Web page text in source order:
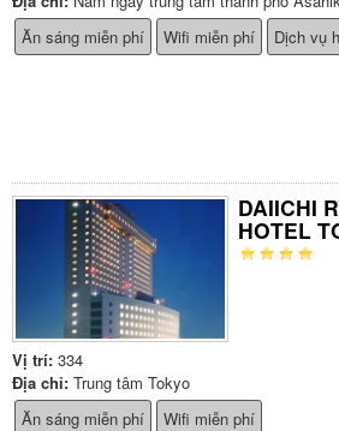
Ăn sáng miễn phí
Wifi miễn phí Dịch vụ
DAIICHI
HOTEL
Vị trí: 334
Địa chỉ: Trung tâm Tokyo
Ăn sáng miễn phí
Wifi miễn phí